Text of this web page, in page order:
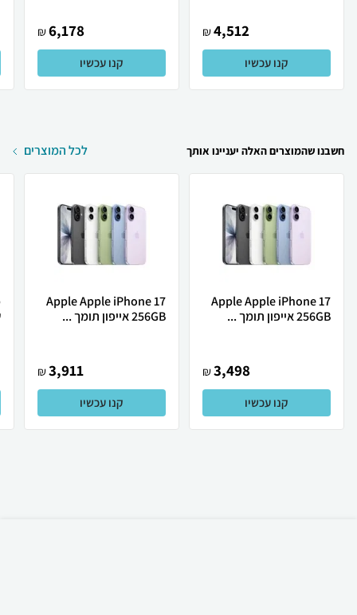
4,512
₪
קנו עכשיו
6,178
₪
קנו עכשיו
חשבנו שהמוצרים האלה יעניינו אותך לכל המוצרים
Apple Apple iPhone 17
256GB אייפון תומך ...
3,498
₪
קנו עכשיו
Apple Apple iPhone 17
256GB אייפון תומך ...
3,911
₪
קנו עכשיו